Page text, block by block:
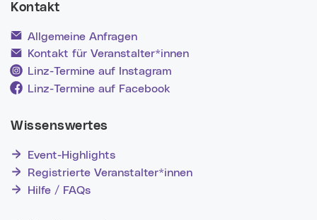
Kontakt
Allgemeine Anfragen
Kontakt für Veranstalter*innen
Linz-Termine auf Instagram
Linz-Termine auf Facebook
Wissenswertes
Event-Highlights
Registrierte Veranstalter*innen
Hilfe / FAQs